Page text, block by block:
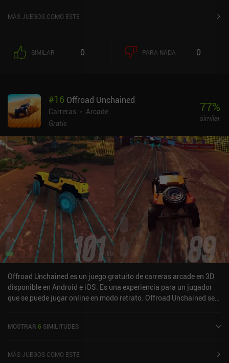
MÁS JUEGOS COMO ESTE
SIMILAR 0 PARA NADA 0
#16 Offroad Unchained
Carreras
Arcade
Gratis
77%
similar
Offroad Unchained es un juego gratuito de carreras arcade en 3D
disponible en Android e iOS. Es una experiencia para un jugador
que se puede jugar online en modo retrato. Offroad Unchained se
MOSTRAR 6 SIMILITUDES
MÁS JUEGOS COMO ESTE